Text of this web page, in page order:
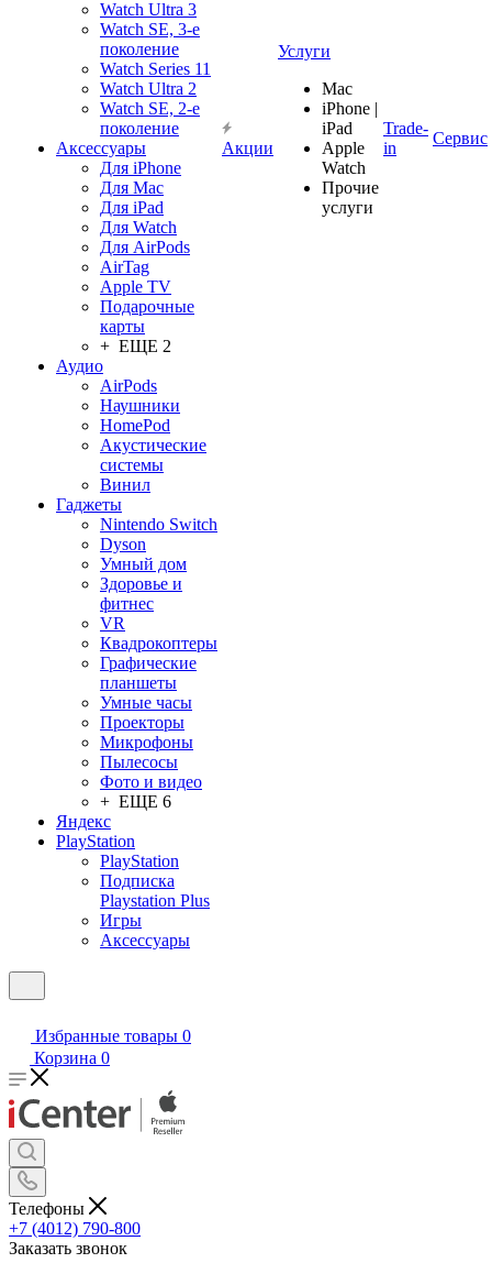
Watch Ultra 3
Watch SE, 3-е
поколение
Watch Series 11
Watch Ultra 2
Watch SE, 2-е
поколение
Аксессуары
Для iPhone
Для Mac
Для iPad
Для Watch
Для AirPods
AirTag
Apple TV
Подарочные
карты
+ ЕЩЕ 2
Аудио
AirPods
Наушники
HomePod
Акустические
системы
Винил
Гаджеты
Nintendo Switch
Dyson
Умный дом
Здоровье и
фитнес
VR
Квадрокоптеры
Графические
планшеты
Умные часы
Проекторы
Микрофоны
Пылесосы
Фото и видео
+ ЕЩЕ 6
Яндекс
PlayStation
PlayStation
Подписка
Playstation Plus
Игры
Аксессуары
Акции
Услуги
Mac
iPhone |
iPad
Apple
Watch
Прочие
услуги
Trade-
in
Сервис
Избранные товары 0
Корзина 0
Телефоны
+7 (4012) 790-800
Заказать звонок